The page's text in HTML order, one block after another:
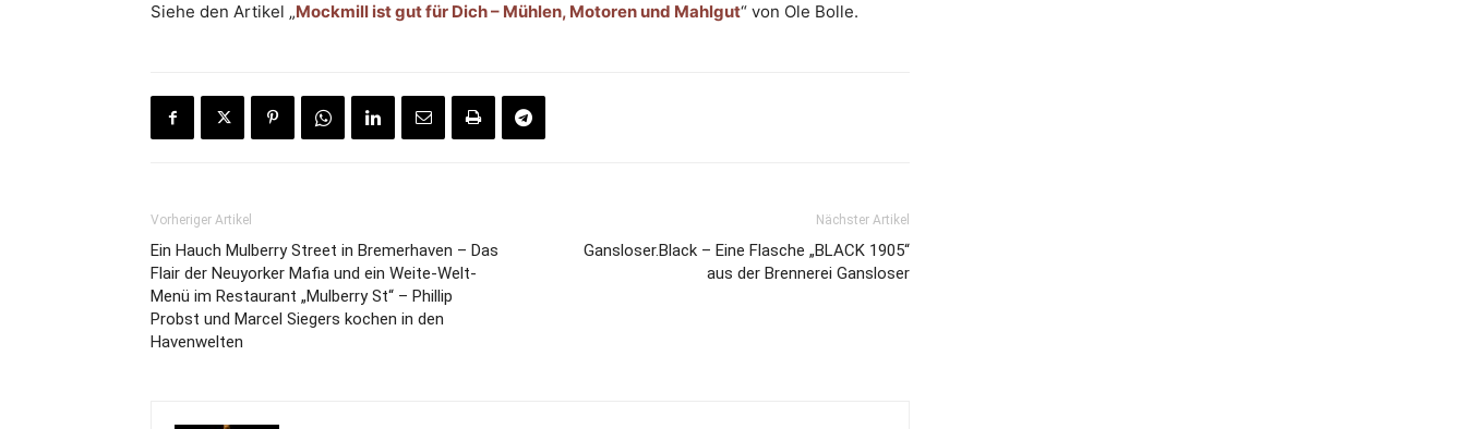
Siehe den Artikel „Mockmill ist gut für Dich – Mühlen, Motoren und Mahlgut“ von Ole Bolle.
Vorheriger Artikel
Ein Hauch Mulberry Street in Bremerhaven – Das
Flair der Neuyorker Mafia und ein Weite-Welt-
Menü im Restaurant „Mulberry St“ – Phillip
Probst und Marcel Siegers kochen in den
Havenwelten
Nächster Artikel
Gansloser.Black – Eine Flasche „BLACK 1905“
aus der Brennerei Gansloser